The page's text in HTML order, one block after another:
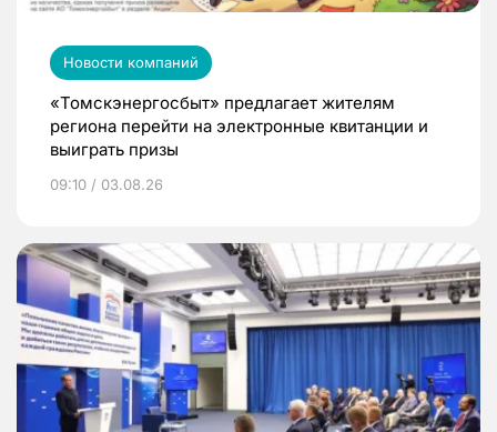
Новости компаний
«Томскэнергосбыт» предлагает жителям
региона перейти на электронные квитанции и
выиграть призы
09:10 / 03.08.26